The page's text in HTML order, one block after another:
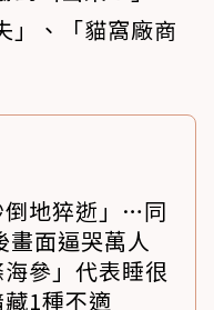
」、「貓窩廠商
倒地猝逝」…同
畫面逼哭萬人
參」代表睡很
1種不適